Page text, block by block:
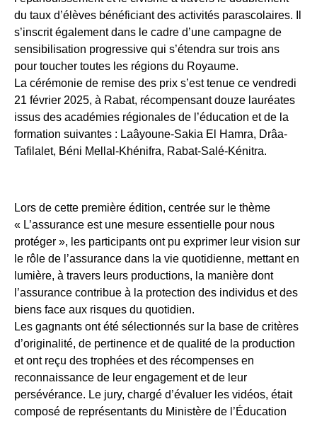
du taux d’élèves bénéficiant des activités parascolaires. Il
s’inscrit également dans le cadre d’une campagne de
sensibilisation progressive qui s’étendra sur trois ans
pour toucher toutes les régions du Royaume.
La cérémonie de remise des prix s’est tenue ce vendredi
21 février 2025, à Rabat, récompensant douze lauréates
issus des académies régionales de l’éducation et de la
formation suivantes : Laâyoune-Sakia El Hamra, Drâa-
Tafilalet, Béni Mellal-Khénifra, Rabat-Salé-Kénitra.
Lors de cette première édition, centrée sur le thème
« L’assurance est une mesure essentielle pour nous
protéger », les participants ont pu exprimer leur vision sur
le rôle de l’assurance dans la vie quotidienne, mettant en
lumière, à travers leurs productions, la manière dont
l’assurance contribue à la protection des individus et des
biens face aux risques du quotidien.
Les gagnants ont été sélectionnés sur la base de critères
d’originalité, de pertinence et de qualité de la production
et ont reçu des trophées et des récompenses en
reconnaissance de leur engagement et de leur
persévérance. Le jury, chargé d’évaluer les vidéos, était
composé de représentants du Ministère de l’Éducation